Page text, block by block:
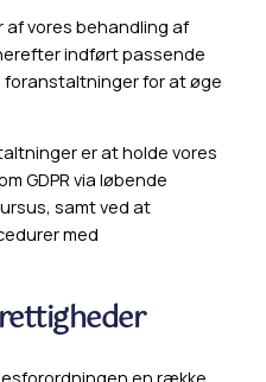
af vores behandling af
indført passende
for at øge
er at holde vores
GDPR via løbende
samt ved at
med